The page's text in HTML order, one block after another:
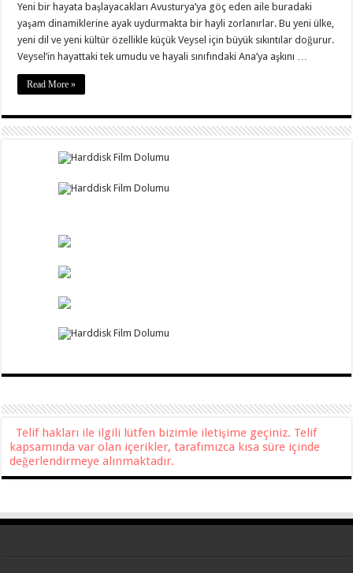
Yeni bir hayata başlayacakları Avusturya’ya göç eden aile buradaki
yaşam dinamiklerine ayak uydurmakta bir hayli zorlanırlar. Bu yeni ülke,
yeni dil ve yeni kültür özellikle küçük Veysel için büyük sıkıntılar doğurur.
Veysel’in hayattaki tek umudu ve hayali sınıfındaki Ana’ya aşkını …
Read More »
Telif hakları ile ilgili lütfen bizimle iletişime geçiniz. Telif
kapsamında var olan içerikler, tarafımızca kısa süre içinde
değerlendirmeye alınmaktadır.